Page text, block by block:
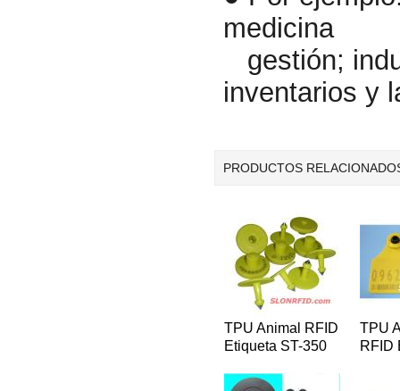
medicina
gestión;
inventarios y
PRODUCTOS
TPU Animal RFID
Etiqueta ST-350
TPU
RFID